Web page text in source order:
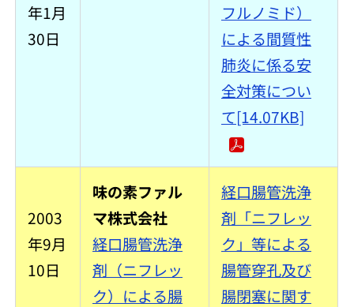
年1月
30日
フルノミド）
による間質性
肺炎に係る安
全対策につい
て[14.07KB]
2003
年9月
10日
味の素ファル
マ株式会社
経口腸管洗浄
剤（ニフレッ
ク）による腸
経口腸管洗浄
剤「ニフレッ
ク」等による
腸管穿孔及び
腸閉塞に関す